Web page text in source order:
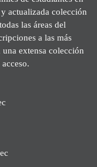
actualizada colección
las áreas del
a las más
extensa colección